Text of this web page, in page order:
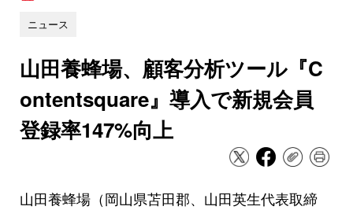
ニュース
山田養蜂場、顧客分析ツール『C
ontentsquare』導入で新規会員
登録率147%向上
山田養蜂場（岡山県苫田郡、山田英生代表取締